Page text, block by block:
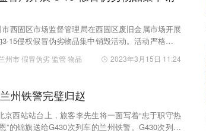
西固区市场监督管理局在西固区废旧金属市场开展
侵权假冒伪劣物品集中销毁活动。活动严格按照
州市假冒伪劣 监管 物品 2023年3月15日 11:24
州铁警完璧归赵
京西站站台上，旅客李先生将一面写着“忠于职守热
”的锦旗送给G430次列车的兰州铁警。G430次列车